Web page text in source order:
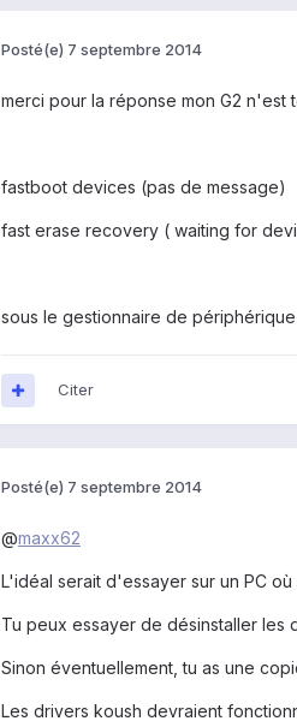
Posté(e) 7 septembre 2014
merci pour la réponse mon G2 n'est
fastboot devices (pas de message)
fast erase recovery ( waiting for
sous le gestionnaire de
Citer
Posté(e) 7 septembre 2014
@maxx62
L'idéal serait d'essayer sur un PC
Tu peux essayer de désinstaller les
Sinon éventuellement, tu as une
Les drivers koush devraient